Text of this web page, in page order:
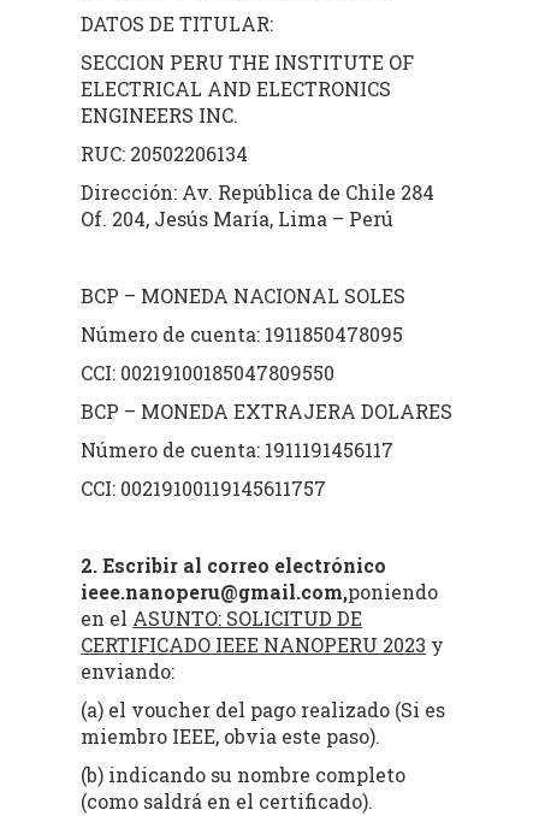
DATOS DE TITULAR:
SECCION PERU THE INSTITUTE OF
ELECTRICAL AND ELECTRONICS
ENGINEERS INC.
RUC: 20502206134
Dirección: Av. República de Chile 284
Of. 204, Jesús María, Lima – Perú
BCP – MONEDA NACIONAL SOLES
Número de cuenta: 1911850478095
CCI: 00219100185047809550
BCP – MONEDA EXTRAJERA DOLARES
Número de cuenta: 1911191456117
CCI: 00219100119145611757
2. Escribir al correo electrónico
ieee.nanoperu@gmail.com,poniendo
en el ASUNTO: SOLICITUD DE
CERTIFICADO IEEE NANOPERU 2023 y
enviando:
(a) el voucher del pago realizado (Si es
miembro IEEE, obvia este paso).
(b) indicando su nombre completo
(como saldrá en el certificado).